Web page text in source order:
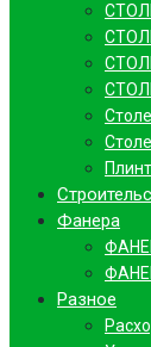
Фанера
Разное